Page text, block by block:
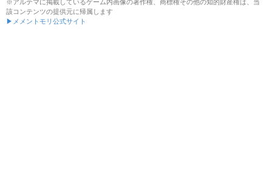
※アルテマに掲載しているゲーム内画像の著作権、商標権その他の知的財産権は、当
該コンテンツの提供元に帰属します
▶メメントモリ公式サイト